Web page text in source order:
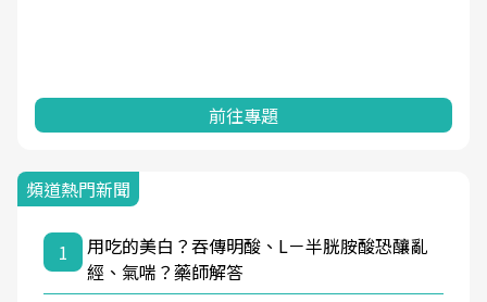
前往專題
頻道熱門新聞
1
用吃的美白？吞傳明酸、L－半胱胺酸恐釀亂
經、氣喘？藥師解答